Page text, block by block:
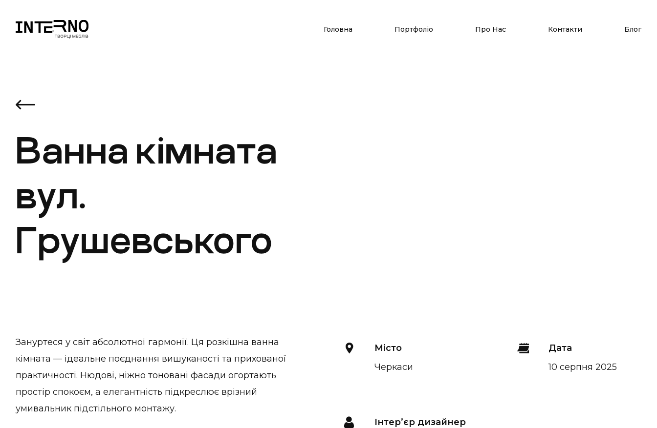
Головна Портфоліо Про Нас Контакти Блог
Ванна кімната
вул.
Грушевського
Зануртеся у світ абсолютної гармонії. Ця розкішна ванна
кімната — ідеальне поєднання вишуканості та прихованої
практичності. Нюдові, ніжно тоновані фасади огортають
простір спокоєм, а елегантність підкреслює врізний
умивальник підстільного монтажу.
Місто
Черкаси
Дата
10 серпня 2025
Інтер’єр дизайнер